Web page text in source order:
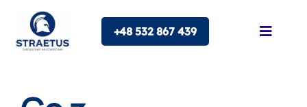
content
+48 532 867 439
Toggle